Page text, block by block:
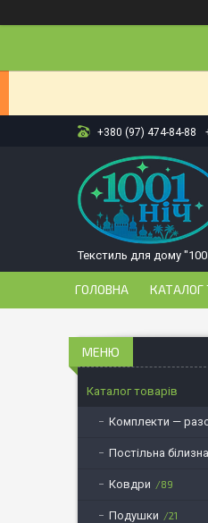
+380 (97) 474-84-88
Текстиль для дому
ГОЛОВНА КАТАЛОГ
Каталог товарів
Комплекти —
Постільна білизна
Ковдри 89
Подушки 21